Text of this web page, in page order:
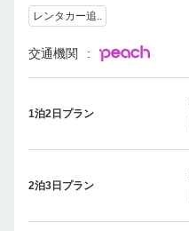
レンタカー追..
交通機関
1泊2日プラン
2泊3日プラン